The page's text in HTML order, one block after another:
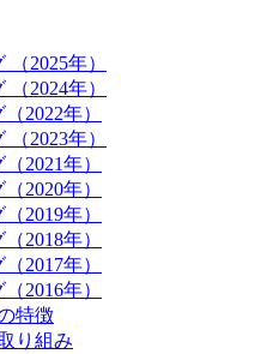
2025年）
2024年）
2022年）
2023年）
2021年）
2020年）
2019年）
2018年）
2017年）
2016年）
特徴
り組み